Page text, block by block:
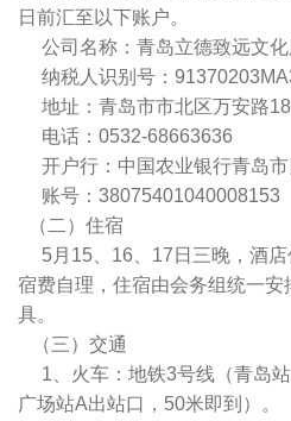
日前汇至以下账户。
公司名称：青岛立德致远文化
纳税人识别号：
地址：青岛市市北区万安路
电话：0532-68663636
开户行：中国农业银行青岛市
账号：38075401040008153
（二）住宿
5月15、16、17日三晚，酒店
宿费自理，住宿由会务组统一
具。
（三）交通
1、火车：地铁3号线（青岛
广场站A出站口，50米即到）。